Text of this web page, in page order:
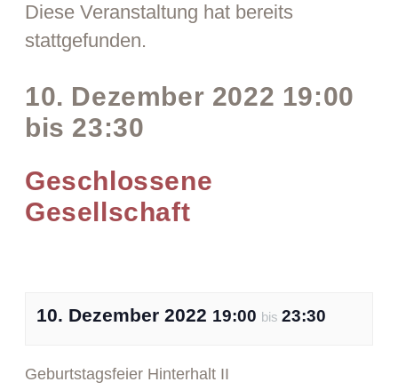
Diese Veranstaltung hat bereits
stattgefunden.
10. Dezember 2022 19:00
bis 23:30
Geschlossene
Gesellschaft
10. Dezember 2022 19:00 bis 23:30
Geburtstagsfeier Hinterhalt II